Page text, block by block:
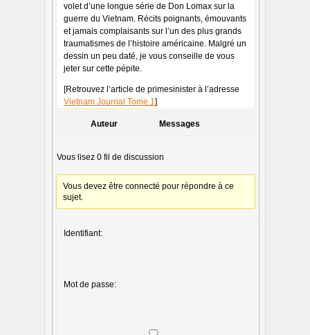
volet d’une longue série de Don Lomax sur la
guerre du Vietnam. Récits poignants, émouvants
et jamais complaisants sur l’un des plus grands
traumatismes de l’histoire américaine. Malgré un
dessin un peu daté, je vous conseille de vous
jeter sur cette pépite.
[Retrouvez l’article de primesinister à l’adresse
Vietnam Journal Tome 1 ]
Auteur Messages
Vous lisez 0 fil de discussion
Vous devez être connecté pour répondre à ce
sujet.
Identifiant:
Mot de passe: